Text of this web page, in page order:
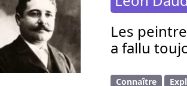
Les
a fallu
Connaître